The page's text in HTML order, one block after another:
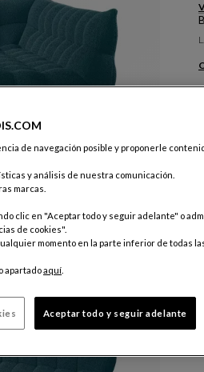
de navegación posible y proponerle
y análisis de nuestra comunicación.
marcas.
clic en "Aceptar todo y seguir adelante" o
de cookies".
momento en la parte inferior de todas
apartadoaquí
Aceptar todo y seguir adelante